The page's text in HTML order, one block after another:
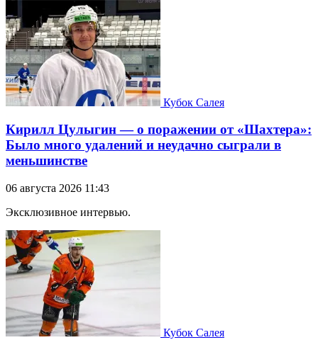
Кубок Салея
Кирилл Цулыгин — о поражении от «Шахтера»:
Было много удалений и неудачно сыграли в
меньшинстве
06 августа 2026 11:43
Эксклюзивное интервью.
Кубок Салея